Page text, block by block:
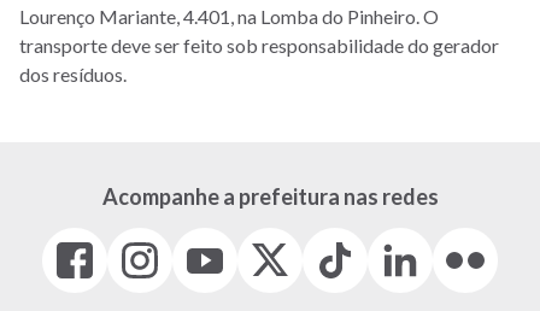
Lourenço Mariante, 4.401, na Lomba do Pinheiro. O
transporte deve ser feito sob responsabilidade do gerador
dos resíduos.
Acompanhe a prefeitura nas redes
Facebook
(link
Instagram
(link
(link
(Antigo
Tiktok
(link
LinkedIn
(link
(link